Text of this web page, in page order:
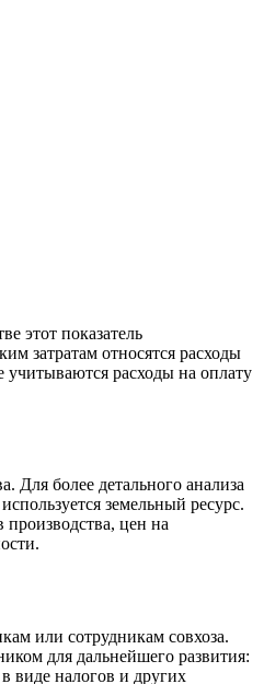
этот показатель
затратам относятся расходы
расходы на оплату
Для более детального анализа
земельный ресурс.
производства, цен на
или сотрудникам совхоза.
для дальнейшего развития:
виде налогов и других